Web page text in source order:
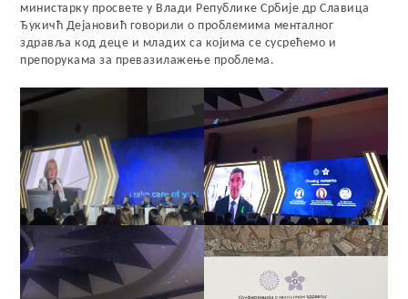
министарку просвете у Влади Републике Србије др Славица
Ђукичћ Дејановић говорили о проблемима менталног
здравља код деце и младих са којима се сусрећемо и
препорукама за превазилажење проблема.